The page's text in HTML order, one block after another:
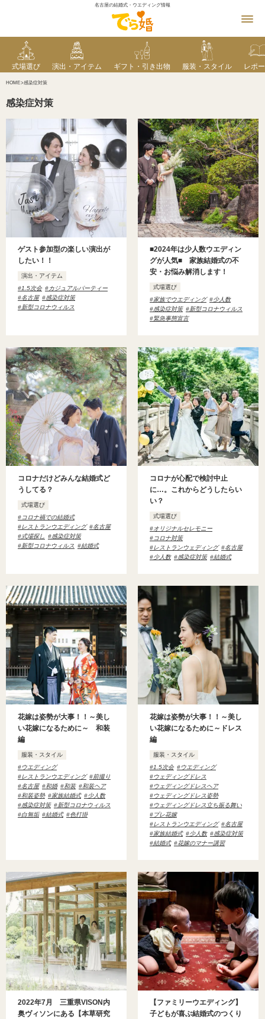
名古屋の結婚式・ウエディング情報
式場選び 演出・アイテム ギフト・引き出物 服装・スタイル レポ
HOME 感染症対策
感染症対策
ゲスト参加型の楽しい演出が
したい！！
演出・アイテム
1.5次会
カジュアルパーティー
名古屋
感染症対策
新型コロナウィルス
■2024年は少人数ウエディン
グが人気■ 家族結婚式の不
安・お悩み解消します！
式場選び
家族でウエディング
少人数
感染症対策
新型コロナウィルス
緊急事態宣言
コロナだけどみんな結婚式ど
うしてる？
式場選び
コロナ禍での結婚式
レストランウエディング
名古屋
式場探し
感染症対策
新型コロナウィルス
結婚式
コロナが心配で検討中止
に…。これからどうしたらい
い？
式場選び
オリジナルセレモニー
コロナ対策
レストランウェディング
名古屋
少人数
感染症対策 結婚式
花嫁は姿勢が大事！！～美し
い花嫁になるために～ 和装
編
服装・スタイル
ウエディング
レストランウエディング
前撮り
名古屋
和婚 和装
和装ヘア
和装姿勢
家族結婚式
少人数
感染症対策
新型コロナウィルス
白無垢
結婚式 色打掛
花嫁は姿勢が大事！！～美し
い花嫁になるために～ドレス
編
服装・スタイル
1.5次会
ウエディング
ウェディングドレス
ウェディングドレスヘア
ウェディングドレス姿勢
ウェディングドレス立ち振る舞い
プレ花嫁
レストランウエディング
名古屋
家族結婚式
少人数
感染症対策
結婚式
花嫁のマナー講習
2022年7月 三重県VISON内
奥ヴィソンにある【本草研究
【ファミリーウエディング】
子どもが喜ぶ結婚式のつくり